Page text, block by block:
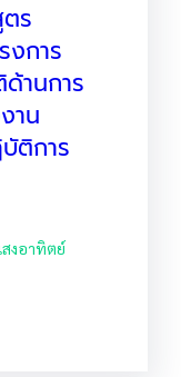
ร
งการ
านการ
าน
ติการ
งอาทิตย์